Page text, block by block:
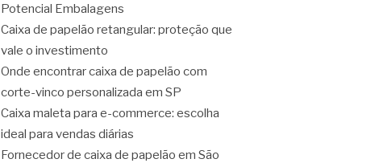
Potencial Embalagens
Caixa de papelão retangular: proteção que
vale o investimento
Onde encontrar caixa de papelão com
corte-vinco personalizada em SP
Caixa maleta para e-commerce: escolha
ideal para vendas diárias
Fornecedor de caixa de papelão em São